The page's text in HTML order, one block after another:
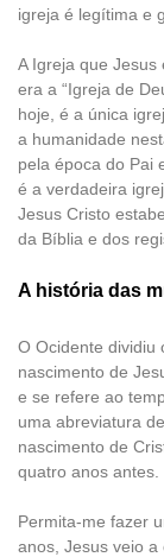
igreja é legítima e
A Igreja que
era a “Igreja de
hoje, é a única
a humanidade
pela época do Pai
é a verdadeira
Jesus Cristo
da Bíblia e dos
A história das
O Ocidente dividiu
nascimento de
e se refere ao
uma abreviatura
nascimento de
quatro anos antes.
Permita-me fazer
anos, Jesus veio